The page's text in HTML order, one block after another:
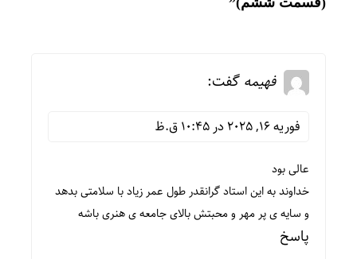
فهیمه گفت:
فوریه 16, 2025 در 10:45 ق.ظ
عالی بود
خداوند به این استاد گرانقدر طول عمر زیاد با سلامتی بدهد
و سایه ی پر مهر و محبتش بالای جامعه ی هنری باشه
پاسخ